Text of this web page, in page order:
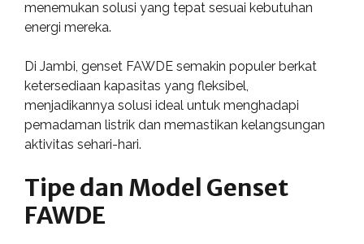
menemukan solusi yang tepat sesuai kebutuhan
energi mereka.
Di Jambi, genset FAWDE semakin populer berkat
ketersediaan kapasitas yang fleksibel,
menjadikannya solusi ideal untuk menghadapi
pemadaman listrik dan memastikan kelangsungan
aktivitas sehari-hari.
Tipe dan Model Genset
FAWDE